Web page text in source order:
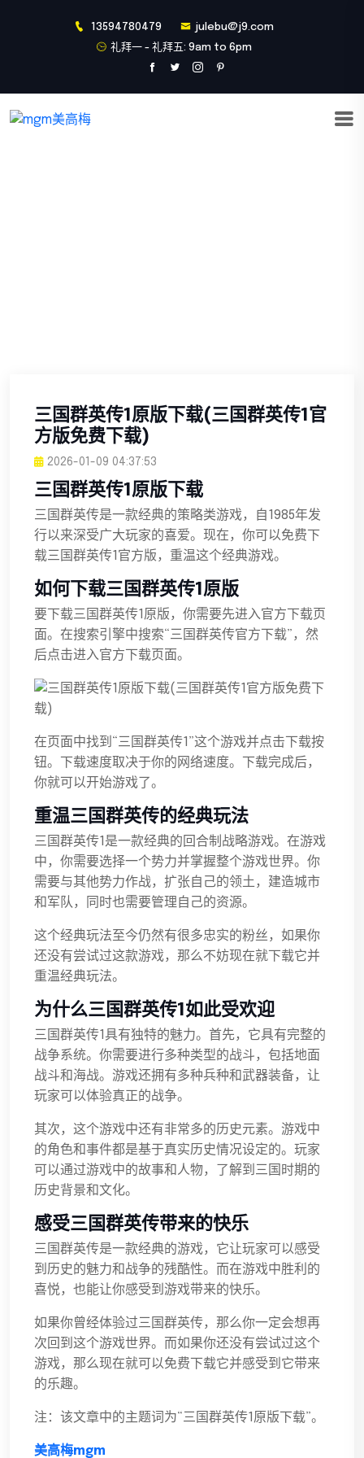
13594780479
julebu@j9.com
礼拜一 - 礼拜五: 9am to 6pm
三国群英传1原版下载(三国群英传1官
方版免费下载)
2026-01-09 04:37:53
三国群英传1原版下载
三国群英传是一款经典的策略类游戏，自1985年发
行以来深受广大玩家的喜爱。现在，你可以免费下
载三国群英传1官方版，重温这个经典游戏。
如何下载三国群英传1原版
要下载三国群英传1原版，你需要先进入官方下载页
面。在搜索引擎中搜索“三国群英传官方下载”，然
后点击进入官方下载页面。
在页面中找到“三国群英传1”这个游戏并点击下载按
钮。下载速度取决于你的网络速度。下载完成后，
你就可以开始游戏了。
重温三国群英传的经典玩法
三国群英传1是一款经典的回合制战略游戏。在游戏
中，你需要选择一个势力并掌握整个游戏世界。你
需要与其他势力作战，扩张自己的领土，建造城市
和军队，同时也需要管理自己的资源。
这个经典玩法至今仍然有很多忠实的粉丝，如果你
还没有尝试过这款游戏，那么不妨现在就下载它并
重温经典玩法。
为什么三国群英传1如此受欢迎
三国群英传1具有独特的魅力。首先，它具有完整的
战争系统。你需要进行多种类型的战斗，包括地面
战斗和海战。游戏还拥有多种兵种和武器装备，让
玩家可以体验真正的战争。
其次，这个游戏中还有非常多的历史元素。游戏中
的角色和事件都是基于真实历史情况设定的。玩家
可以通过游戏中的故事和人物，了解到三国时期的
历史背景和文化。
感受三国群英传带来的快乐
三国群英传是一款经典的游戏，它让玩家可以感受
到历史的魅力和战争的残酷性。而在游戏中胜利的
喜悦，也能让你感受到游戏带来的快乐。
如果你曾经体验过三国群英传，那么你一定会想再
次回到这个游戏世界。而如果你还没有尝试过这个
游戏，那么现在就可以免费下载它并感受到它带来
的乐趣。
注：该文章中的主题词为“三国群英传1原版下载”。
美高梅mgm